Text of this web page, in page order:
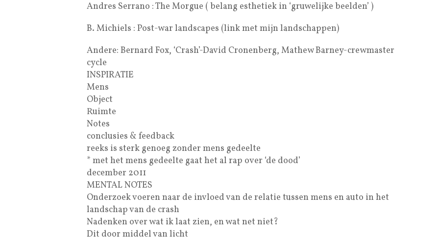
Andres Serrano : The Morgue ( belang esthetiek in ‘gruwelijke beelden’ )
B. Michiels : Post-war landscapes (link met mijn landschappen)
Andere: Bernard Fox, ‘Crash’-David Cronenberg, Mathew Barney-crewmaster
cycle
INSPIRATIE
Mens
Object
Ruimte
Notes
conclusies & feedback
reeks is sterk genoeg zonder mens gedeelte
* met het mens gedeelte gaat het al rap over ‘de dood’
december 2011
MENTAL NOTES
Onderzoek voeren naar de invloed van de relatie tussen mens en auto in het
landschap van de crash
Nadenken over wat ik laat zien, en wat net niet?
Dit door middel van licht